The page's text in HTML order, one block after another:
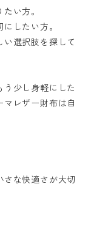
い方。
したい方。
い選択肢を探して
少し身軽にした
レザー財布は自
さな快適さが大切